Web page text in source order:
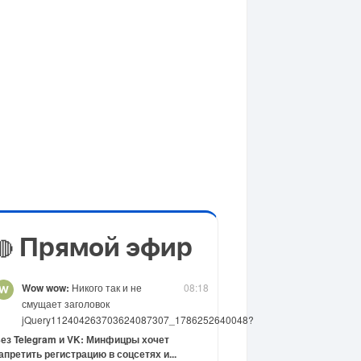
Прямой эфир
08:18
Wow wow: Никого так и не
смущает заголовок
jQuery112404263703624087307_1786252640048?
Telegram и VK: Минфицры хочет
регистрацию в соцсетях и...